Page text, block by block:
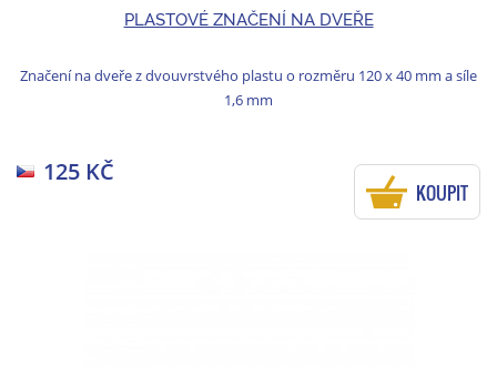
PLASTOVÉ ZNAČENÍ NA DVEŘE
Značení na dveře z dvouvrstvého plastu o rozměru 120 x 40 mm a síle
1,6 mm
125 KČ
KOUPIT